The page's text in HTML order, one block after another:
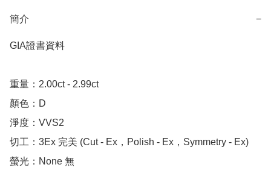
簡介 −
GIA證書資料
重量：2.00ct - 2.99ct
顏色：D
淨度：VVS2
切工：3Ex 完美 (Cut - Ex，Polish - Ex，Symmetry - Ex)
螢光：None 無